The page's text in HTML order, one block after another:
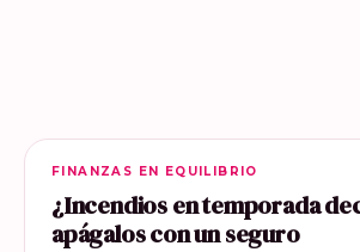
FINANZAS EN EQUILIBRIO
¿Incendios en temporada
apágalos con un seguro